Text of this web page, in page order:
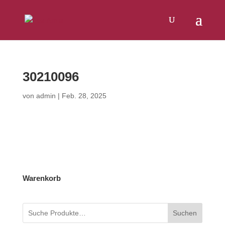
30210096
von admin | Feb. 28, 2025
Warenkorb
Suchen